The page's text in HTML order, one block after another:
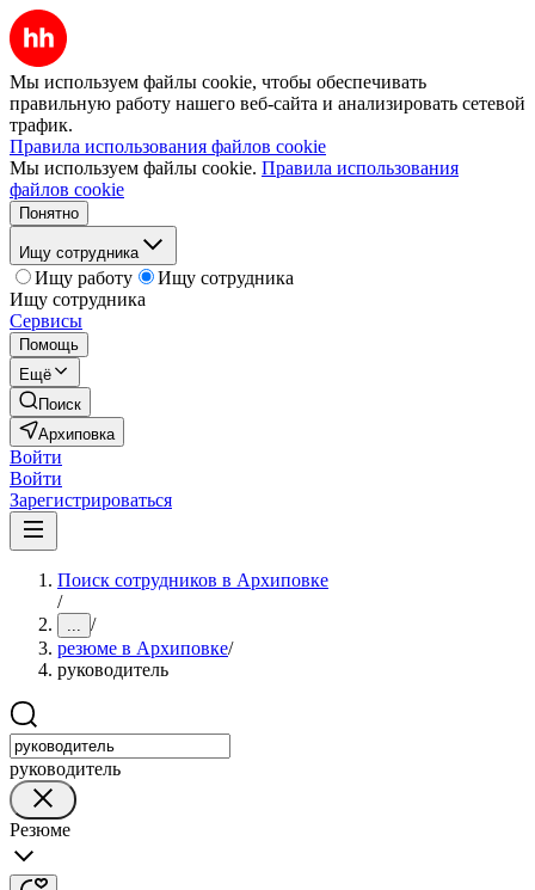
Мы используем файлы cookie, чтобы обеспечивать
правильную работу нашего веб-сайта и анализировать сетевой
трафик.
Правила использования файлов cookie
Мы используем файлы cookie. Правила использования
файлов cookie
Понятно
Ищу сотрудника
Ищу работу
Ищу сотрудника
Ищу сотрудника
Сервисы
Помощь
Ещё
Поиск
Архиповка
Войти
Войти
Зарегистрироваться
Поиск сотрудников в Архиповке
/
... /
резюме в Архиповке/
руководитель
руководитель
Резюме